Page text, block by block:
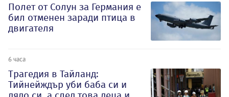
Полет от Солун за Германия е
бил отменен заради птица в
двигателя
6 часа
Трагедия в Тайланд:
Тийнейждър уби баба си и